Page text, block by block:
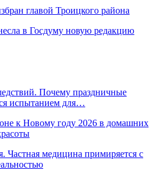
главой Троицкого района
в Госдуму новую редакцию
Почему праздничные
испытанием для…
к Новому году 2026 в домашних
Частная медицина примиряется с